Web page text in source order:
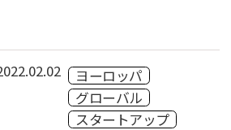
ヨーロッパ
グローバル
スタートアップ